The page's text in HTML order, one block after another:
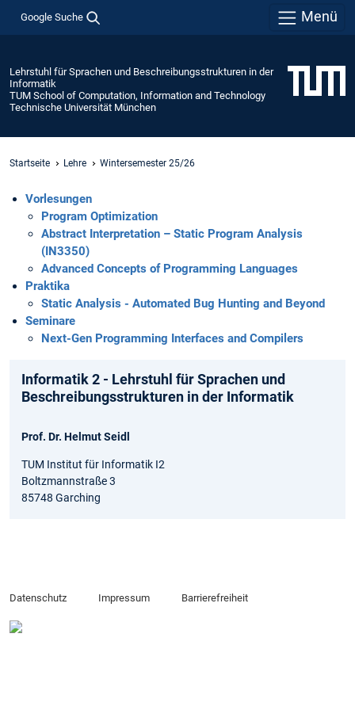
Google Suche Menü
Lehrstuhl für Sprachen und Beschreibungsstrukturen in der
Informatik
TUM School of Computation, Information and Technology
Technische Universität München
Startseite Lehre Wintersemester 25/26
Vorlesungen
Program Optimization
Abstract Interpretation – Static Program Analysis
(IN3350)
Advanced Concepts of Programming Languages
Praktika
Static Analysis - Automated Bug Hunting and Beyond
Seminare
Next-Gen Programming Interfaces and Compilers
Informatik 2 - Lehrstuhl für Sprachen und
Beschreibungsstrukturen in der Informatik
Prof. Dr. Helmut Seidl
TUM Institut für Informatik I2
Boltzmannstraße 3
85748 Garching
Datenschutz Impressum Barrierefreiheit